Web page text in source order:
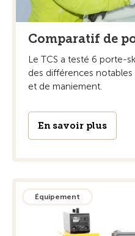
Comparatif de
Le TCS a testé 6 porte-
des différences
et de maniement.
En savoir plus
Équipement